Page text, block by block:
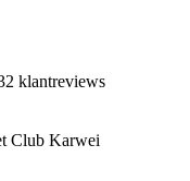
klantreviews
Club Karwei